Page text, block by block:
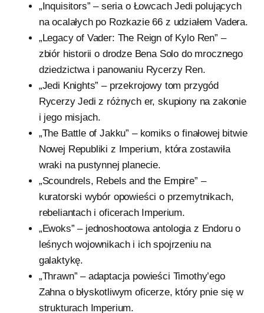
„Inquisitors” – seria o Łowcach Jedi polujących
na ocalałych po Rozkazie 66 z udziałem Vadera.
„Legacy of Vader: The Reign of Kylo Ren” –
zbiór historii o drodze Bena Solo do mrocznego
dziedzictwa i panowaniu Rycerzy Ren.
„Jedi Knights” – przekrojowy tom przygód
Rycerzy Jedi z różnych er, skupiony na zakonie
i jego misjach.
„The Battle of Jakku” – komiks o finałowej bitwie
Nowej Republiki z Imperium, która zostawiła
wraki na pustynnej planecie.
„Scoundrels, Rebels and the Empire” –
kuratorski wybór opowieści o przemytnikach,
rebeliantach i oficerach Imperium.
„Ewoks” – jednoshootowa antologia z Endoru o
leśnych wojownikach i ich spojrzeniu na
galaktykę.
„Thrawn” – adaptacja powieści Timothy’ego
Zahna o błyskotliwym oficerze, który pnie się w
strukturach Imperium.